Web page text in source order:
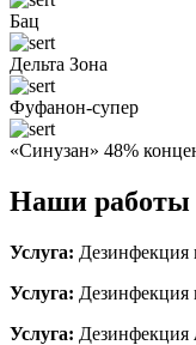
Бац
Дельта Зона
Фуфанон-супер
«Синузан» 48%
Наши работы
Услуга:
Услуга: Дезинфекция
Услуга: Дезинфекция